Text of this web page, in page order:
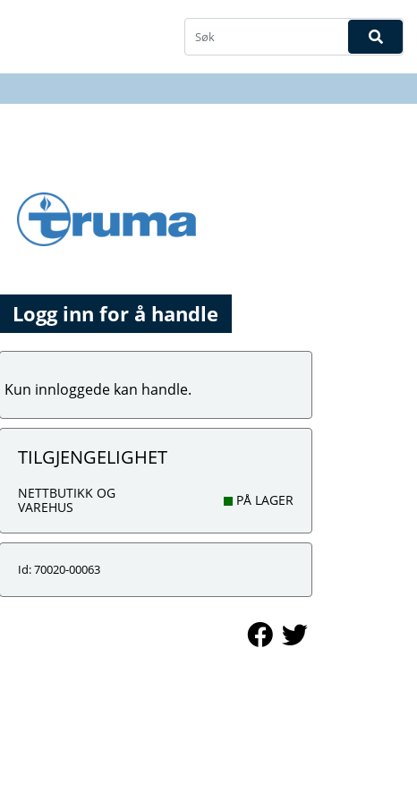
Logg inn for å handle
Kun innloggede kan handle.
TILGJENGELIGHET
NETTBUTIKK OG
VAREHUS
PÅ LAGER
Id: 70020-00063